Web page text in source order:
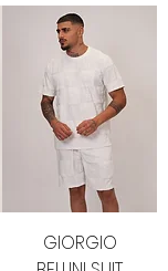
GIORGIO